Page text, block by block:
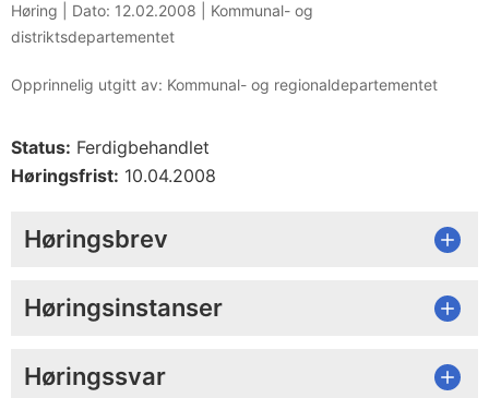
Høring | Dato: 12.02.2008
Kommunal- og
distriktsdepartementet
Opprinnelig utgitt av: Kommunal- og regionaldepartementet
Status: Ferdigbehandlet
Høringsfrist: 10.04.2008
Høringsbrev
Høringsinstanser
Høringssvar